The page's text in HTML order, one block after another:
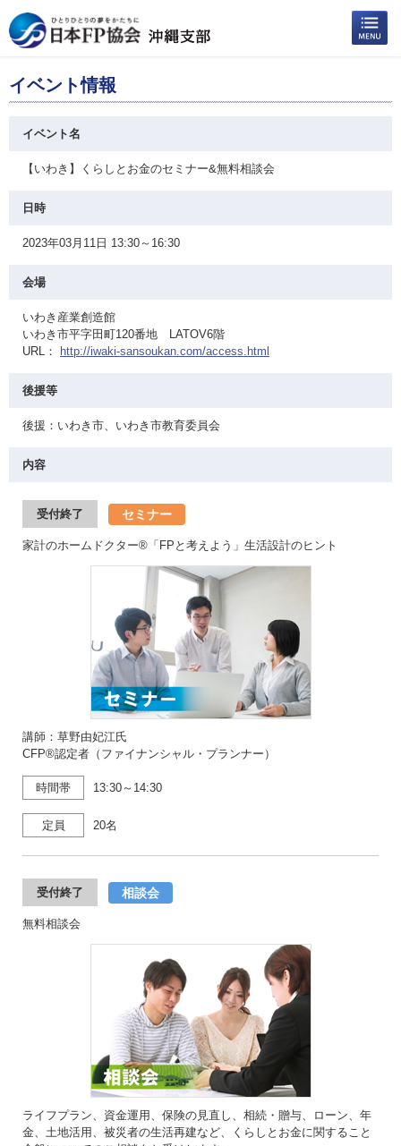
イベント情報
イベント名
【いわき】くらしとお金のセミナー&無料相談会
日時
2023年03月11日 13:30～16:30
会場
いわき産業創造館
いわき市平字田町120番地 LATOV6階
URL：
http://iwaki-sansoukan.com/access.html
後援等
後援：いわき市、いわき市教育委員会
内容
受付終了 セミナー
家計のホームドクター®「FPと考えよう」生活設計のヒント
講師：草野由妃江氏
CFP®認定者（ファイナンシャル・プランナー）
時間帯 13:30～14:30
定員 20名
受付終了 相談会
無料相談会
ライフプラン、資金運用、保険の見直し、相続・贈与、ローン、年
金、土地活用、被災者の生活再建など、くらしとお金に関すること